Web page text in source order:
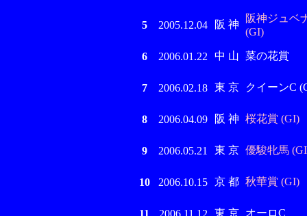
5 2005.12.04 阪 神
阪神ジュベ
(GI)
6 2006.01.22 中 山 菜の花賞
7 2006.02.18 東 京 クイーンC
8 2006.04.09 阪 神 桜花賞 (GI)
9 2006.05.21 東 京 優駿牝馬
10 2006.10.15 京 都 秋華賞 (GI)
11 2006.11.12 東 京 オーロC